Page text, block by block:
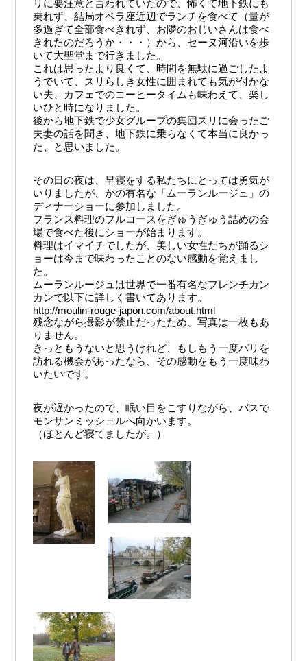
リに要注意と言われていたので、怖くて地下鉄にも
乗れず、結局オペラ座近辺でランチを食べて（量が
多過ぎて全部食べきれず、お隣のおじいさんは食べ
きれたのだろうか・・・）から、セーヌ河沿いを歩
いて大聖堂まで行きました。
これは思ったより良くて、時間を無駄に過ごしたよ
うでいて、スリらしき女性に囲まれても気が付かな
い夫、カフェでのコーヒータイムも味わえて、楽し
いひと時になりました。
後から地下鉄で少女グループの集団スリに会ったご
夫妻の話を聞き、地下鉄に乗らなくて本当に良かっ
た、と思いました。
その日の夜は、早寝をする私たちにとっては勇気が
いりましたが、かの有名な「ムーランルージュ」の
ディナーショーに参加しました。
フランス料理のフルコースをぎゅうぎゅう詰めの会
場で食べた後にショーが始まります。
料理はイマイチでしたが、美しい女性たちが踊るシ
ョーは今まで味わったことのない感動を覚えまし
た。
ムーランルージュは世界で一番有名なフレンチカン
カンで以下に詳しく書いてあります。
http://moulin-rouge-japon.com/about.html
残念ながら撮影が禁止だったため、写真は一枚もあ
りません。
きっともうないと思うけれど、もしもう一度パリを
訪れる機会があったなら、その感動をもう一度味わ
いたいです。
夜が遅かったので、眠い目をこすりながら、バスで
モンサンミッシェルへ向かいます。
（ほとんど寝てましたが。）